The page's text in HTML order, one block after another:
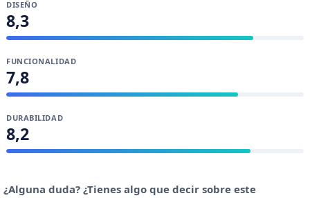
DISEÑO
8,3
FUNCIONALIDAD
7,8
DURABILIDAD
8,2
¿Alguna duda? ¿Tienes algo que decir sobre este